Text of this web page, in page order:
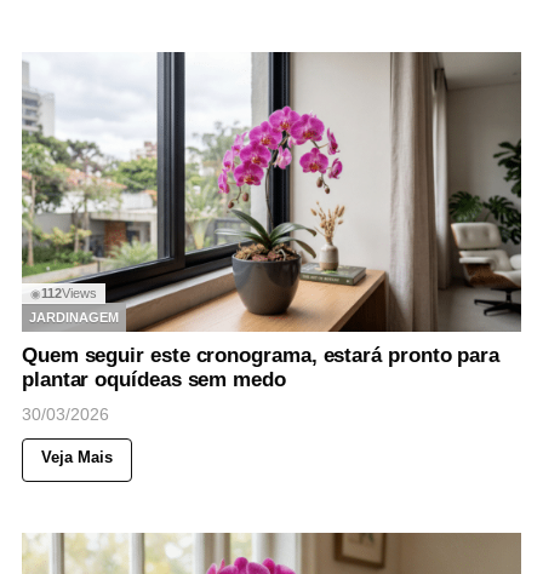
◉112Views
JARDINAGEM
Quem seguir este cronograma, estará pronto para
plantar oquídeas sem medo
30/03/2026
Veja Mais